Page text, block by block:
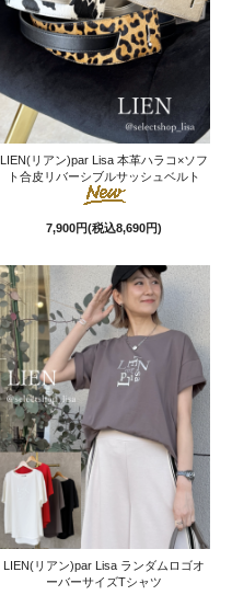
LIEN(リアン)par Lisa 本革ハラコ×ソフ
ト合皮リバーシブルサッシュベルト
7,900円(税込8,690円)
LIEN(リアン)par Lisa ランダムロゴオ
ーバーサイズTシャツ